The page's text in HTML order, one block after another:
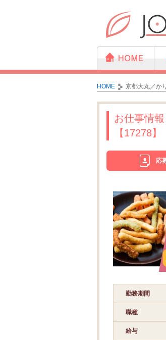
HOME 京都大丸／か
お仕事情
【17278】
応
勤務期間
職種
給与